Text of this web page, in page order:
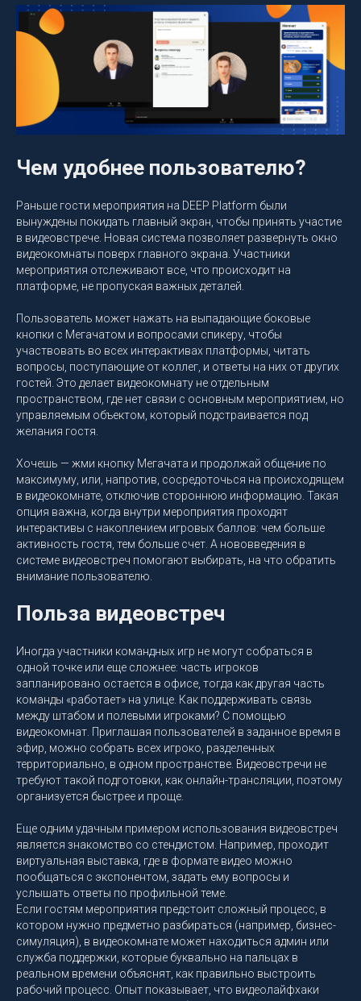
Чем удобнее пользователю?
Раньше гости мероприятия на DEEP Platform были
вынуждены покидать главный экран, чтобы принять участие
в видеовстрече. Новая система позволяет развернуть окно
видеокомнаты поверх главного экрана. Участники
мероприятия отслеживают все, что происходит на
платформе, не пропуская важных деталей.
Пользователь может нажать на выпадающие боковые
кнопки с Мегачатом и вопросами спикеру, чтобы
участвовать во всех интерактивах платформы, читать
вопросы, поступающие от коллег, и ответы на них от других
гостей. Это делает видеокомнату не отдельным
пространством, где нет связи с основным мероприятием, но
управляемым объектом, который подстраивается под
желания гостя.
Хочешь — жми кнопку Мегачата и продолжай общение по
максимуму, или, напротив, сосредоточься на происходящем
в видеокомнате, отключив стороннюю информацию. Такая
опция важна, когда внутри мероприятия проходят
интерактивы с накоплением игровых баллов: чем больше
активность гостя, тем больше счет. А нововведения в
системе видеовстреч помогают выбирать, на что обратить
внимание пользователю.
Польза видеовстреч
Иногда участники командных игр не могут собраться в
одной точке или еще сложнее: часть игроков
запланировано остается в офисе, тогда как другая часть
команды «работает» на улице. Как поддерживать связь
между штабом и полевыми игроками? С помощью
видеокомнат. Приглашая пользователей в заданное время в
эфир, можно собрать всех игроко, разделенных
территориально, в одном пространстве. Видеовстречи не
требуют такой подготовки, как онлайн-трансляции, поэтому
организуется быстрее и проще.
Еще одним удачным примером использования видеовстреч
является знакомство со стендистом. Например, проходит
виртуальная выставка, где в формате видео можно
пообщаться с экспонентом, задать ему вопросы и
услышать ответы по профильной теме.
Если гостям мероприятия предстоит сложный процесс, в
котором нужно предметно разбираться (например, бизнес-
симуляция), в видеокомнате может находиться админ или
служба поддержки, которые буквально на пальцах в
реальном времени объяснят, как правильно выстроить
рабочий процесс. Опыт показывает, что видеолайфхаки